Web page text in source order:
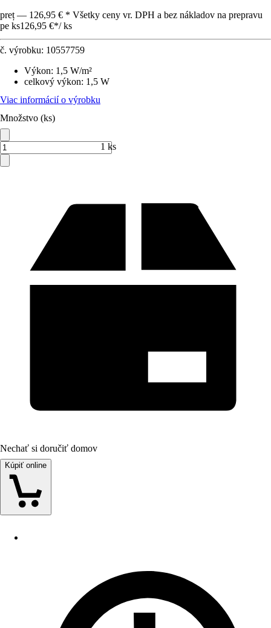
preț — 126,95 € * Všetky ceny vr. DPH a bez nákladov na prepravu
pe ks126,95 €*/ ks
č. výrobku: 10557759
Výkon: 1,5 W/m²
celkový výkon: 1,5 W
Viac informácií o výrobku
Množstvo (ks)
1 ks
Nechať si doručiť domov
Kúpiť online